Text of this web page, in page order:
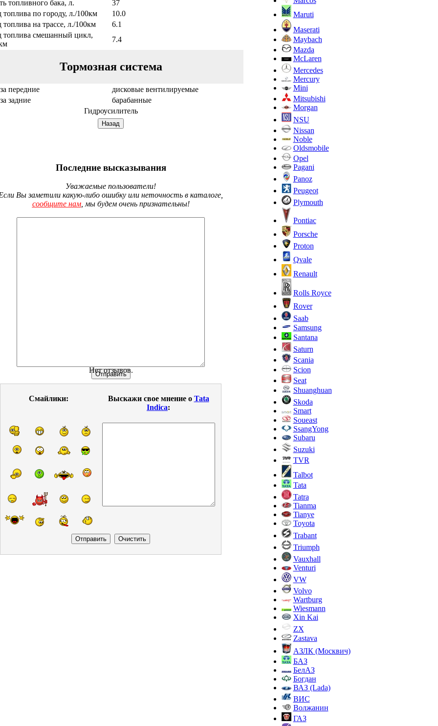
топливного бака, л.
37
топлива по городу, л./100км
10.0
топлива на трассе, л./100км
6.1
топлива смешанный цикл,
7.4
Тормозная система
передние
дисковые вентилируемые
задние
барабанные
Гидроусилитель
Последние высказывания
Уважаемые пользователи!
Вы заметили какую-либо ошибку или неточность в каталоге,
сообщите нам, мы будем очень признательны!
Нет отзывов.
Смайлики: Выскажи свое мнение о Tata
Indica:
Maruti
Maserati
Maybach
Mazda
McLaren
Mercedes
Mercury
Mini
Mitsubishi
Morgan
NSU
Nissan
Noble
Oldsmobile
Opel
Pagani
Panoz
Peugeot
Plymouth
Pontiac
Porsche
Proton
Qvale
Renault
Rolls Royce
Rover
Saab
Samsung
Santana
Saturn
Scania
Scion
Seat
Shuanghuan
Skoda
Smart
Soueast
SsangYong
Subaru
Suzuki
TVR
Talbot
Tata
Tatra
Tianma
Tianye
Toyota
Trabant
Triumph
Vauxhall
Venturi
VW
Volvo
Wartburg
Wiesmann
Xin Kai
ZX
Zastava
АЗЛК (Москвич)
БАЗ
БелАЗ
Богдан
ВАЗ (Lada)
ВИС
Волжанин
ГАЗ